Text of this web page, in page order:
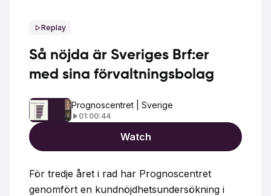
Replay
Så nöjda är Sveriges Brf:er
med sina förvaltningsbolag
Prognoscentret | Sverige
01:00:44
Watch
För tredje året i rad har Prognoscentret
genomfört en kundnöjdhetsundersökning i